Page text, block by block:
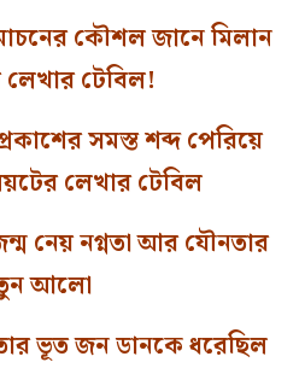
কৌশল জানে মিলান
লেখার টেবিল!
সমস্ত শব্দ পেরিয়ে
লেখার টেবিল
নেয় নগ্নতা আর যৌনতার
আলো
ভূত জন ডানকে ধরেছিল